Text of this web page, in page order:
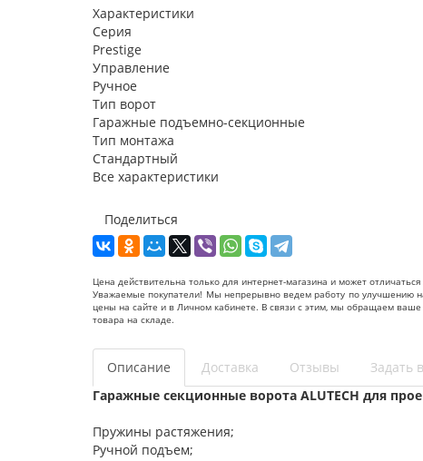
Характеристики
Серия
Prestige
Управление
Ручное
Тип ворот
Гаражные подъемно-секционные
Тип монтажа
Стандартный
Все характеристики
Поделиться
Цена действительна только для интернет-магазина и может
Уважаемые покупатели! Мы непрерывно ведем работу по улучшению
цены на сайте и в Личном кабинете. В связи с этим, мы обращаем
товара на складе.
Описание Доставка Отзывы
Задать
Гаражные секционные ворота ALUTECH для
Пружины растяжения;
Ручной подъем;